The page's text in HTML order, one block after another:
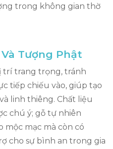
trong không gian thờ
Tượng Phật
trí trang trọng, tránh
tiếp chiếu vào, giúp tạo
linh thiêng. Chất liệu
chú ý; gỗ tự nhiên
mộc mạc mà còn có
cho sự bình an trong gia